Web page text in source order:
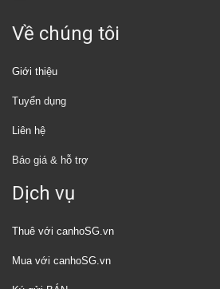
Về chúng tôi
Giới thiệu
Tuyển dụng
Liên hệ
Báo giá & hỗ trợ
Dịch vụ
Thuê với canhoSG.vn
Mua với canhoSG.vn